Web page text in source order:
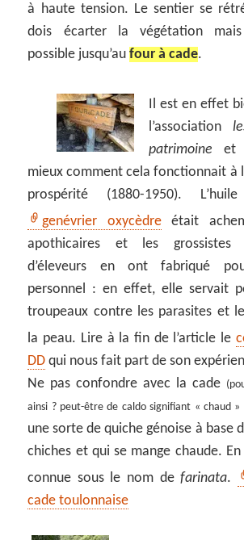
à haute tension. Le sentier se
dois écarter la végétation mais
possible jusqu’aufour à cade.
Il est en effet
l’association
patrimoine et
mieux comment cela fonctionnait à
prospérité (1880-1950).
genévrier oxycèdreétait
apothicaires et les grossistes
d’éleveurs en ont fabriqué
personnel : en effet, elle servait
troupeaux contre les parasites et
la peau. Lire à la fin de l’article le
DD qui nous fait part de son
Ne pas confondre avec la cade
ainsi ? peut-être de caldo signifiant « chaud »
une sorte de quiche génoise à base
chiches et qui se mange chaude.
connue sous le nom defarinata.
cade toulonnaise